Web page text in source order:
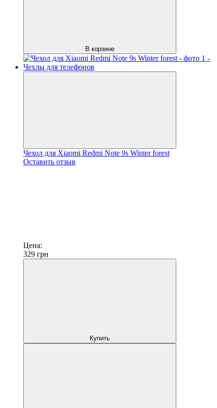
В корзине
Чехол для Xiaomi Redmi Note 9s Winter forest
Оставить отзыв
Цена:
329 грн
Купить